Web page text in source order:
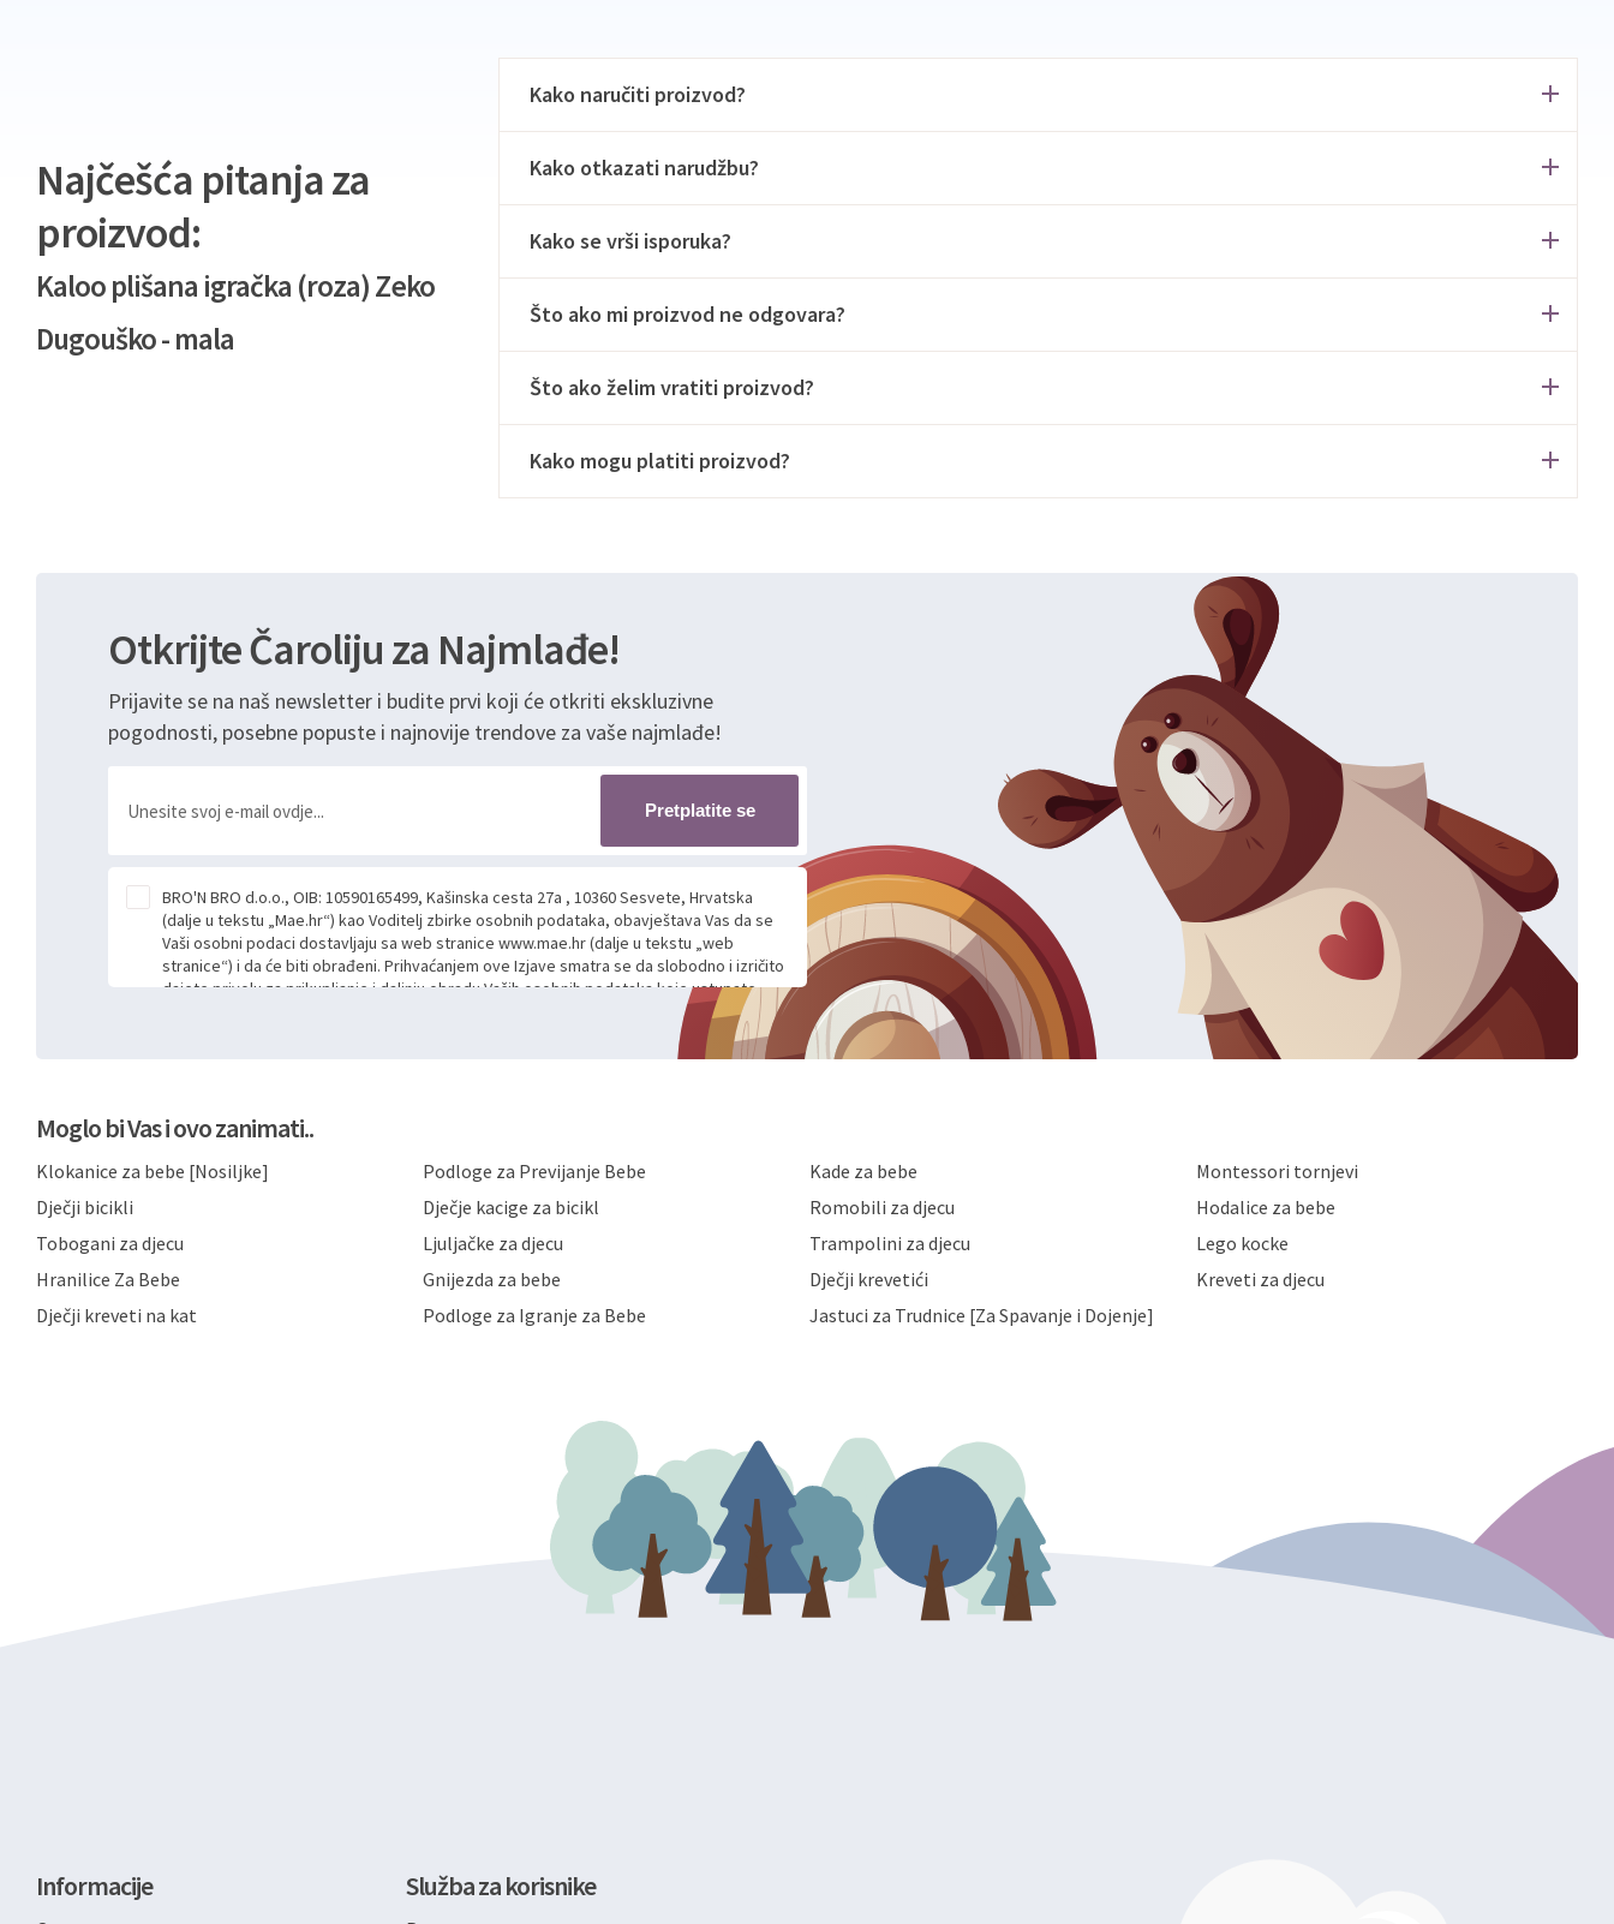
Najčešća pitanja za
proizvod:
Kaloo plišana igračka (roza) Zeko
Dugouško - mala
Kako naručiti proizvod?
Kako otkazati narudžbu?
Kako se vrši isporuka?
Što ako mi proizvod ne odgovara?
Što ako želim vratiti proizvod?
Kako mogu platiti proizvod?
Otkrijte Čaroliju za Najmlađe!
Prijavite se na naš newsletter i budite prvi koji će otkriti ekskluzivne
pogodnosti, posebne popuste i najnovije trendove za vaše najmlađe!
Pretplatite se
BRO'N BRO d.o.o., OIB: 10590165499, Kašinska cesta 27a , 10360 Sesvete, Hrvatska
(dalje u tekstu „Mae.hr“) kao Voditelj zbirke osobnih podataka, obavještava Vas da se
Vaši osobni podaci dostavljaju sa web stranice www.mae.hr (dalje u tekstu „web
stranice“) i da će biti obrađeni. Prihvaćanjem ove Izjave smatra se da slobodno i izričito
dajete privolu za prikupljanje i daljnju obradu Vaših osobnih podataka koje ustupate
Mae.hr putem ovih web stranica u svrhu odgovora i daljnje komunikacije na Vaš upit
poslan kroz kontakt obrazac. Radi se o dobrovoljnom davanju podataka te ovu Izjavu
niste dužni prihvatiti odnosno niste dužni unositi svoje osobne podatke u jednu od
možete pročitati ovdje, sukladno Politici privatnosti i kolačića koju možete pročitati
primjenu odgovarajućih tehničkih i sigurnosnih mjera zaštite osobnih podataka od
privatnost svojih korisnika i posjetitelja web stranica, čuva povjerljivost Vaših osobnih
podataka te omogućava pristup i priopćavanje osobnih podataka samo onim svojim
trećim osobama samo u slučajevima koji su dozvoljeni zakonima. Napominjemo da
možete u svako doba, u potpunosti ili djelomice, bez naknade i objašnjenja odustati od
dane privole i zatražiti prestanak aktivnosti obrade Vaših osobnih podataka. Opoziv
Moglo bi Vas i ovo zanimati..
Klokanice za bebe [Nosiljke] Podloge za Previjanje Bebe Kade za bebe
Montessori tornjevi
Dječji bicikli
Dječje kacige za bicikl Romobili za djecu
Hodalice za bebe
Tobogani za djecu
Ljuljačke za djecu Trampolini za djecu
Lego kocke
Hranilice Za Bebe
Gnijezda za bebe Dječji krevetići
Kreveti za djecu
Dječji kreveti na kat
Podloge za Igranje za Bebe Jastuci za Trudnice [Za Spavanje i Dojenje]
Informacije Služba za korisnike